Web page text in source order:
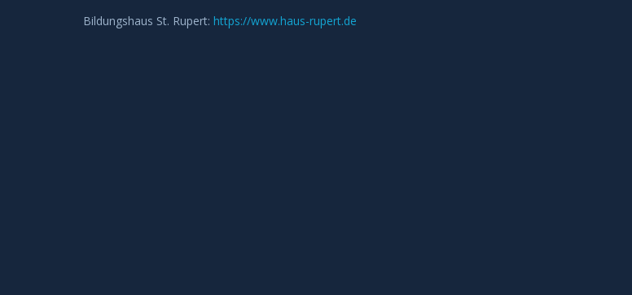
Bildungshaus St. Rupert: https://www.haus-rupert.de